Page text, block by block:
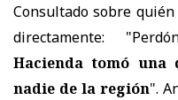
Consultado sobre
directamente:
Hacienda tomó
nadie de la región".